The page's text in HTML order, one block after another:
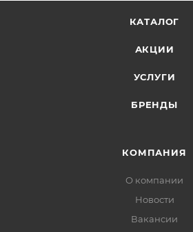
КАТАЛОГ
АКЦИИ
УСЛУГИ
БРЕНДЫ
КОМПАНИЯ
О компании
Новости
Вакансии